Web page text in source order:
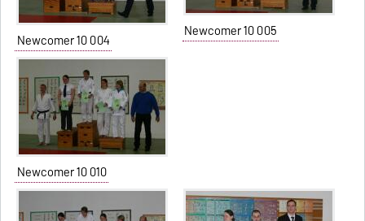
Newcomer 10 004 Newcomer 10 005
Newcomer 10 010